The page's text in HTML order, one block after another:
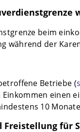
beim
während der
Betriebe (
einen
10
für